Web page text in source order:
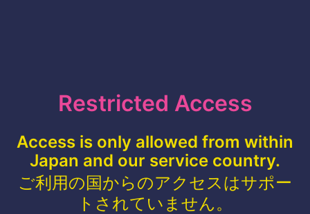
Restricted Access
Access is only allowed from within
Japan and our service country.
ご利用の国からのアクセスはサポー
トされていません。